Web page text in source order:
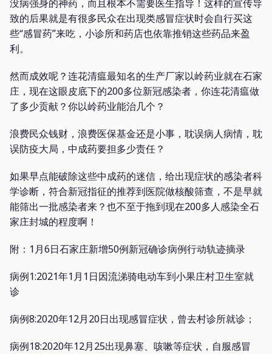
没病强身的神药，而且根本不需要医生指导！这样的宣传导
致的后果就是有很多民众在出现类感冒症状时会自行买这
些“感冒药”来吃，小诊所和药店也依靠推销这些药品来盈
利。
然而成效呢？连花清瘟最知名的生产厂家以岭药业就在石家
庄，现在这眼皮底下的200多位新冠感染者，你连花清瘟做
了多少贡献？你以岭药业能治几个？
浪费民众钱财，浪费医保基金还是小事，耽误病人病情，耽
误防疫大局，中成药要担多少责任？
如果早点能破除这些中成药的迷信，给出现症状的感染者科
学诊断，符合新冠指征的推荐到医院做核酸筛查，不是早就
能筛出一批感染者来？也不至于拖到现在200多人感染全石
家庄封城的程度啊！
附：1月6日石家庄新增50例新冠确诊病例行动轨迹摘录
病例1:2021年1月1日因流涕骑电动车到小果庄村卫生室就
诊
病例8:2020年12月20日出现感冒症状，曾去村诊所就诊；
病例18:2020年12月25出现鼻塞、咳嗽等症状，自服感冒